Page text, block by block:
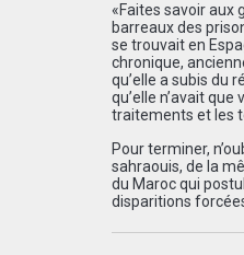
«Faites savoir aux
barreaux des
se trouvait en
chronique,
qu’elle a subis du
qu’elle n’avait
traitements et les
Pour terminer,
sahraouis, de la
du Maroc qui
disparitions